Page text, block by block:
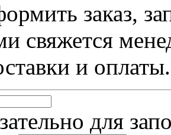
заказ,
свяжется
и оплаты.
для